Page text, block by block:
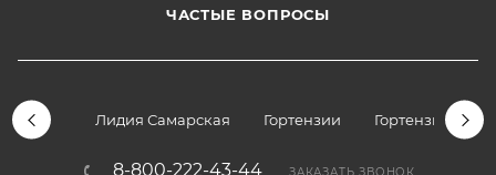
ЧАСТЫЕ ВОПРОСЫ
Лидия Самарская Гортензии Гортензии
8-800-222-43-44